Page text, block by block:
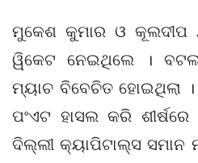
ମୁକେଶ କୁମାର ଓ କୂଲଦୀପ
ୱିକେଟ ନେଇଥିଲେ ।
ମ୍ୟାଚ ବିବେଚିତ ହୋଇଥିଲା
ପଂଏଟ ହାସଲ କରି
ଦିଲ୍ଲୀ କ୍ୟାପିଟାଲ୍ସ ସମାନ